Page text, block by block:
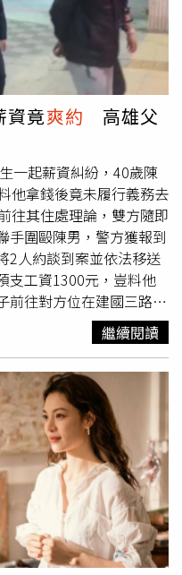
狀況，是希望所有成年
帶孩子來體驗的家長，都
期間，適時教育兒童如何
約，不要無故缺席。綠
被珍惜，與其讓現行的
過大家的自律與理解，
的資源再被無端浪費，
眾連續3次預約未到場，
事無法前往，請務必上網
要的人。綠博表示，希望
大家一起在綠博推動「生
的道路上，綠博守護的
任與尊重。
以為真吧」。翁曉玲闡述
說四十二章經 第七章・
意攻擊之事，「今子罵
」。她並引述佛教寓言
想、怎麼說，都影響不
資竟爽約 高雄父
一起薪資糾紛，40歲陳
他拿錢後竟未履行義務去
往其住處理論，雙方隨即
手圍毆陳男，警方獲報到
2人約談到案並依法移送
支工資1300元，豈料他
前往對方位在建國三路的
角爭執，進而爆發肢體衝
事後便揚長而去。警方表
間10時30分獲報，民眾
警方到場後並未發現糾
釐清過程，事後警方鎖
全案訊後，2人將依涉犯
傷害罪》移送偵辦，另併
請裁處。
繼續閱讀